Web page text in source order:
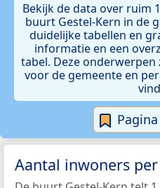
Bekijk de data over ruim
buurt Gestel-Kern in de
duidelijke tabellen en
informatie en een
tabel. Deze
voor de gemeente en
Aantal inwoners